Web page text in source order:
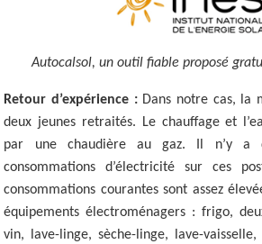
Autocalsol, un outil fiable proposé
Retour d’expérience :Dans notre cas, la
deux jeunes retraités. Le chauffage et
par une chaudière au gaz. Il n’y a
consommations d’électricité sur ces
consommations courantes sont assez
équipements électroménagers : frigo,
vin, lave-linge, sèche-linge, lave-vaisselle,